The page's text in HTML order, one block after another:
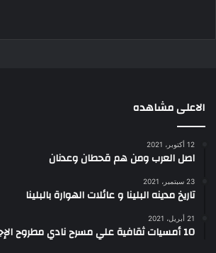
الاعلى مشاهده
12 أكتوبر، 2021
اصل العرب ومن هم قحطان وعدنان
23 سبتمبر، 2021
تاريخ مدينه البلينا و عائلات الهوارة بالبلينا
21 أبريل، 2021
10 أمسيات ثقافية علي مسرح نادي مطروح الإجتماعي في رمضان